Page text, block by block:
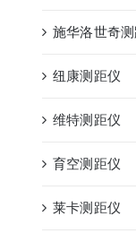
施华洛世奇
纽康测距仪
维特测距仪
育空测距仪
莱卡测距仪